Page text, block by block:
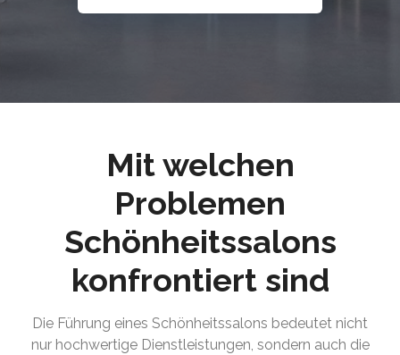
Mit welchen
Problemen
Schönheitssalons
konfrontiert sind
Die Führung eines Schönheitssalons bedeutet nicht
nur hochwertige Dienstleistungen, sondern auch die